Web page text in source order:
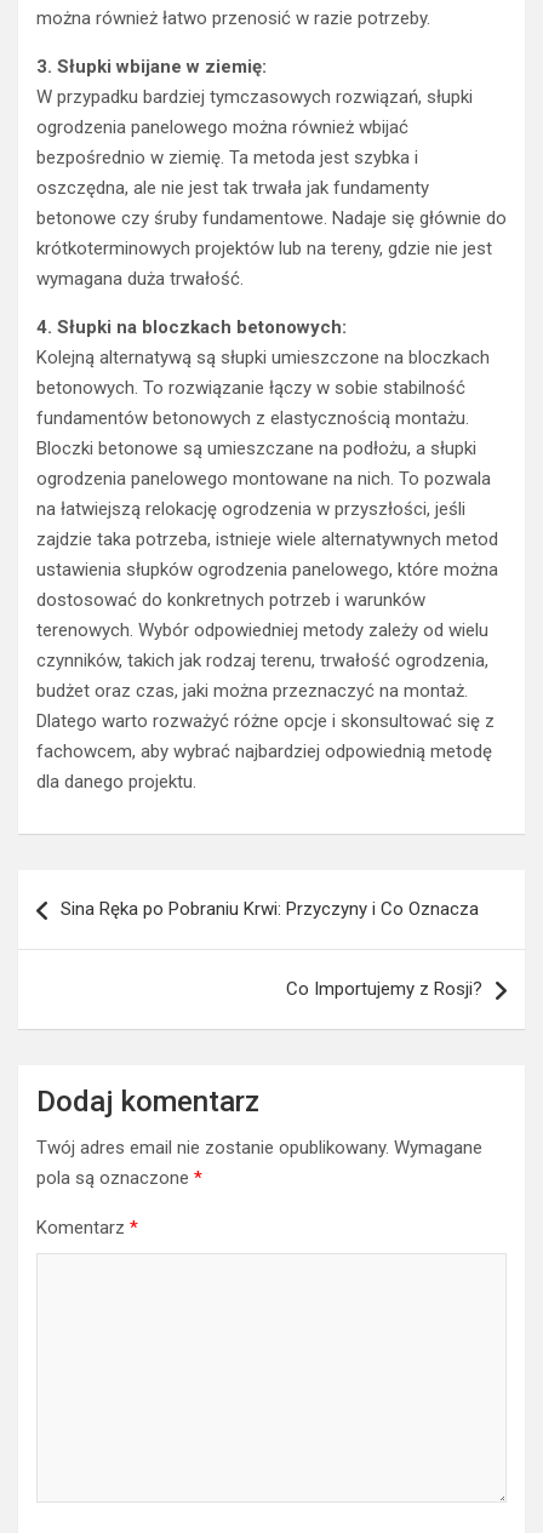
można również łatwo przenosić w razie potrzeby.
3. Słupki wbijane w ziemię:
W przypadku bardziej tymczasowych rozwiązań, słupki
ogrodzenia panelowego można również wbijać
bezpośrednio w ziemię. Ta metoda jest szybka i
oszczędna, ale nie jest tak trwała jak fundamenty
betonowe czy śruby fundamentowe. Nadaje się głównie do
krótkoterminowych projektów lub na tereny, gdzie nie jest
wymagana duża trwałość.
4. Słupki na bloczkach betonowych:
Kolejną alternatywą są słupki umieszczone na bloczkach
betonowych. To rozwiązanie łączy w sobie stabilność
fundamentów betonowych z elastycznością montażu.
Bloczki betonowe są umieszczane na podłożu, a słupki
ogrodzenia panelowego montowane na nich. To pozwala
na łatwiejszą relokację ogrodzenia w przyszłości, jeśli
zajdzie taka potrzeba, istnieje wiele alternatywnych metod
ustawienia słupków ogrodzenia panelowego, które można
dostosować do konkretnych potrzeb i warunków
terenowych. Wybór odpowiedniej metody zależy od wielu
czynników, takich jak rodzaj terenu, trwałość ogrodzenia,
budżet oraz czas, jaki można przeznaczyć na montaż.
Dlatego warto rozważyć różne opcje i skonsultować się z
fachowcem, aby wybrać najbardziej odpowiednią metodę
dla danego projektu.
wpisu
Sina Ręka po Pobraniu Krwi: Przyczyny i Co Oznacza
Co Importujemy z Rosji?
Dodaj komentarz
Twój adres email nie zostanie opublikowany. Wymagane
pola są oznaczone *
Komentarz *